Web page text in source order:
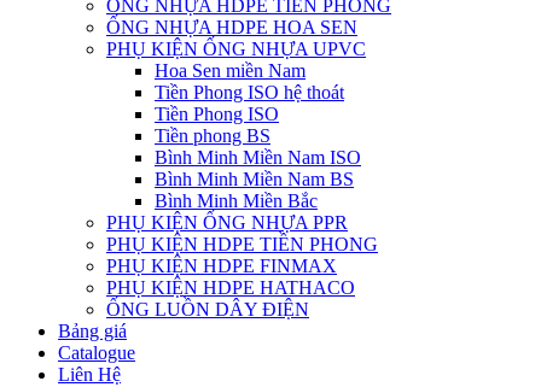
ỐNG NHỰA HDPE TIỀN PHONG
ỐNG NHỰA HDPE HOA SEN
PHỤ KIỆN ỐNG NHỰA UPVC
Hoa Sen miền Nam
Tiền Phong ISO hệ thoát
Tiền Phong ISO
Tiền phong BS
Bình Minh Miền Nam ISO
Bình Minh Miền Nam BS
Bình Minh Miền Bắc
PHỤ KIỆN ỐNG NHỰA PPR
PHỤ KIỆN HDPE TIỀN PHONG
PHỤ KIỆN HDPE FINMAX
PHỤ KIỆN HDPE HATHACO
ỐNG LUỒN DÂY ĐIỆN
Bảng giá
Catalogue
Liên Hệ